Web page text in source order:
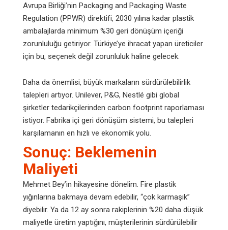
Avrupa Birliği’nin Packaging and Packaging Waste
Regulation (PPWR) direktifi, 2030 yılına kadar plastik
ambalajlarda minimum %30 geri dönüşüm içeriği
zorunluluğu getiriyor. Türkiye’ye ihracat yapan üreticiler
için bu, seçenek değil zorunluluk haline gelecek.
Daha da önemlisi, büyük markaların sürdürülebilirlik
talepleri artıyor. Unilever, P&G, Nestlé gibi global
şirketler tedarikçilerinden carbon footprint raporlaması
istiyor. Fabrika içi geri dönüşüm sistemi, bu talepleri
karşılamanın en hızlı ve ekonomik yolu.
Sonuç: Beklemenin
Maliyeti
Mehmet Bey’in hikayesine dönelim. Fire plastik
yığınlarına bakmaya devam edebilir, “çok karmaşık”
diyebilir. Ya da 12 ay sonra rakiplerinin %20 daha düşük
maliyetle üretim yaptığını, müşterilerinin sürdürülebilir